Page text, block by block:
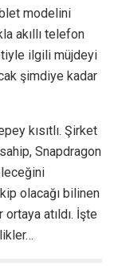
modelini
akıllı telefon
ilgili müjdeyi
şimdiye kadar
kısıtlı. Şirket
Snapdragon
olacağı bilinen
atıldı. İşte